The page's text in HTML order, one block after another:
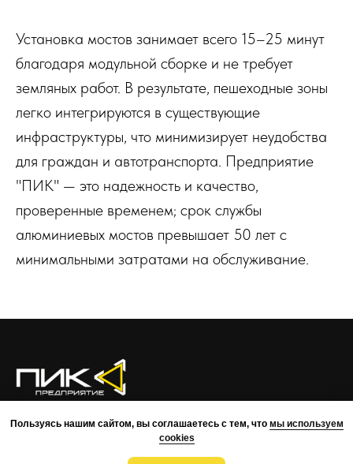
Установка мостов занимает всего 15–25 минут
благодаря модульной сборке и не требует
земляных работ. В результате, пешеходные зоны
легко интегрируются в существующие
инфраструктуры, что минимизирует неудобства
для граждан и автотранспорта. Предприятие
"ПИК" — это надежность и качество,
проверенные временем; срок службы
алюминиевых мостов превышает 50 лет с
минимальными затратами на обслуживание.
О КОМПАНИИ ПРЕИМУЩЕСТВА
МОНТАЖ РАЗРАБОТКА
Пользуясь нашим сайтом, вы соглашаетесь с тем, что мы используем
cookies